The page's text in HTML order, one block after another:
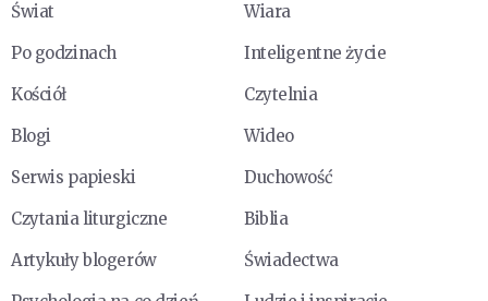
Świat
Wiara
Po godzinach
Inteligentne życie
Kościół
Czytelnia
Blogi
Wideo
Serwis papieski
Duchowość
Czytania liturgiczne
Biblia
Artykuły blogerów
Świadectwa